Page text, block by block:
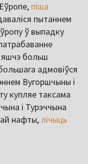
піша
пытаннем
ў выпадку
яшчэ больш
адмовіўся
Вугоршчыны і
купляе таксама
і Турэччына
нафты,лічыць